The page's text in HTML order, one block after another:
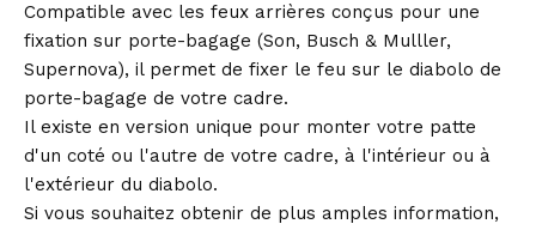
Compatible avec les feux arrières conçus pour une
fixation sur porte-bagage (Son, Busch & Mulller,
Supernova), il permet de fixer le feu sur le diabolo de
porte-bagage de votre cadre.
Il existe en version unique pour monter votre patte
d'un coté ou l'autre de votre cadre, à l'intérieur ou à
l'extérieur du diabolo.
Si vous souhaitez obtenir de plus amples information,